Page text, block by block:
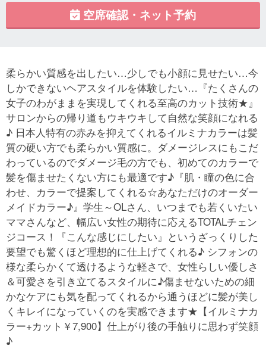
空席確認・ネット予約
柔らかい質感を出したい…少しでも小顔に見せたい…今
しかできないヘアスタイルを体験したい…『たくさんの
女子のわがままを実現してくれる至高のカット技術★』
サロンからの帰り道もウキウキして自然な笑顔になれる
♪ 日本人特有の赤みを抑えてくれるイルミナカラーは髪
質の硬い方でも柔らかい質感に。ダメージレスにもこだ
わっているのでダメージ毛の方でも、初めてのカラーで
髪を傷ませたくない方にも最適です♪『肌・瞳の色に合
わせ、カラーで提案してくれる☆あなただけのオーダー
メイドカラー♪』学生～OLさん、いつまでも若くいたい
ママさんなど、幅広い女性の期待に応えるTOTALチェン
ジコース！『こんな感じにしたい』というざっくりした
要望でも驚くほど理想的に仕上げてくれる♪ シフォンの
様な柔らかくて透けるような軽さで、女性らしい優しさ
＆可愛さを引き立てるスタイルに♪傷ませないための細
かなケアにも気を配ってくれるから通うほどに髪が美し
くキレイになっていくのを実感できます★【イルミナカ
ラー+カット￥7,900】仕上がり後の手触りに思わず笑顔
♪